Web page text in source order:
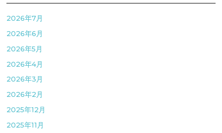
2026年7月
2026年6月
2026年5月
2026年4月
2026年3月
2026年2月
2025年12月
2025年11月